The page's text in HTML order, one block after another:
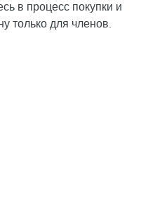
в процесс покупки и
только для членов.